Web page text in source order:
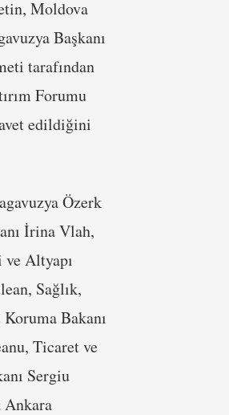
Moldova
Başkanı
tarafından
Forumu
edildiğini
Özerk
İrina Vlah,
Altyapı
Sağlık,
Bakanı
Ticaret ve
Sergiu
Ankara